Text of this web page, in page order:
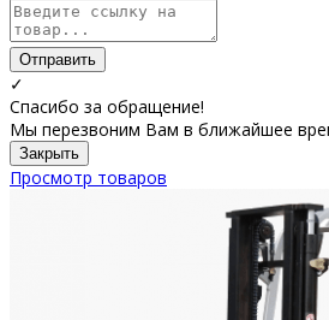
Отправить
✓
Спасибо за обращение!
Мы перезвоним Вам в ближайшее
Закрыть
Просмотр товаров